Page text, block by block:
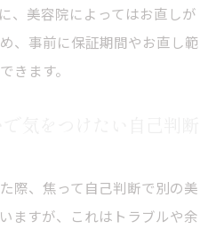
、美容院によってはお直しが
、事前に保証期間やお直し範
きます。
際、焦って自己判断で別の美
ますが、これはトラブルや余